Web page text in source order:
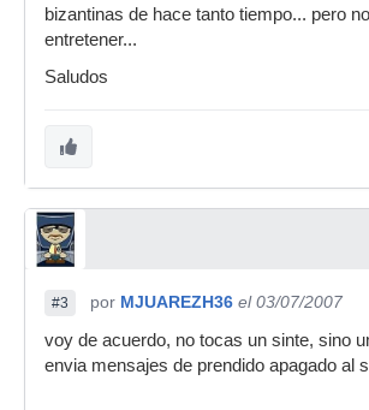
bizantinas de hace tanto tiempo... pero
entretener...
Saludos
#3 por MJUAREZH36 el 03/07/2007
voy de acuerdo, no tocas un sinte, sino
envia mensajes de prendido apagado al